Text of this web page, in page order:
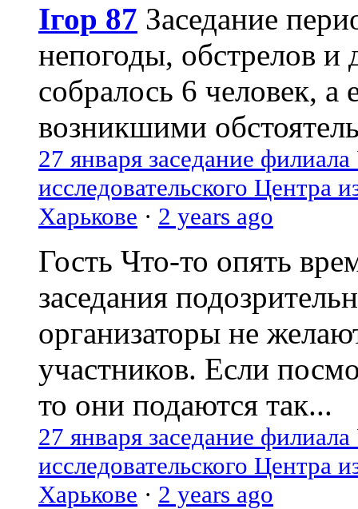
Ігор 87 Заседание
непогоды, обстрелов и
собралось 6 человек, а
возникшими
27 января заседание
исследовательского Центра
Харькове · 2 years ago
Гость Что-то опять
заседания
организаторы не
участников. Если
то они подаются так...
27 января заседание
исследовательского Центра
Харькове · 2 years ago